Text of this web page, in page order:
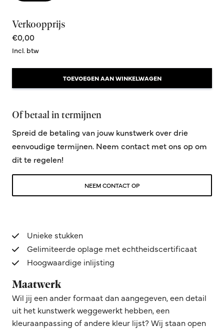
Verkoopprijs
€0,00
Incl. btw
TOEVOEGEN AAN WINKELWAGEN
Of betaal in termijnen
Spreid de betaling van jouw kunstwerk over drie
eenvoudige termijnen. Neem contact met ons op om
dit te regelen!
NEEM CONTACT OP
Unieke stukken
Gelimiteerde oplage met echtheidscertificaat
Hoogwaardige inlijsting
Maatwerk
Wil jij een ander formaat dan aangegeven, een detail
uit het kunstwerk weggewerkt hebben, een
kleuraanpassing of andere kleur lijst? Wij staan open